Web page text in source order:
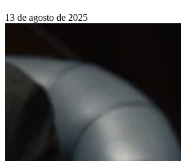
13 de agosto de 2025